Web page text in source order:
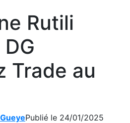
Rutili
Trade au
Publié le 24/01/2025